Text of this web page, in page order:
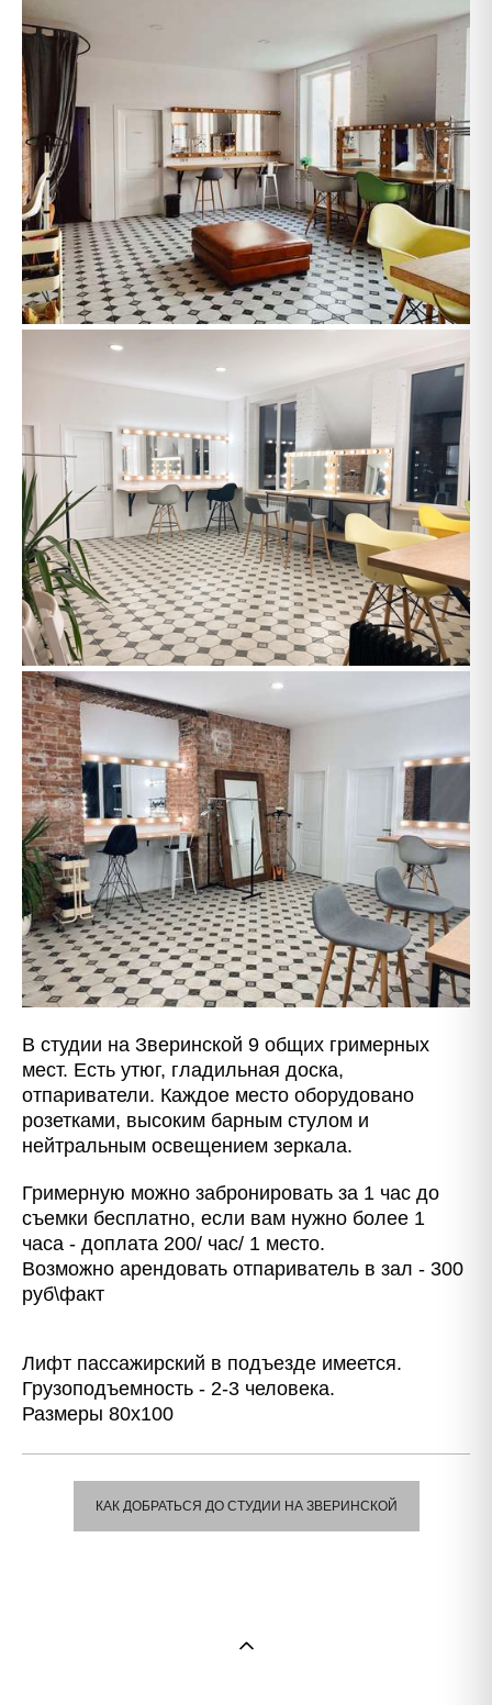
В студии на Зверинской 9 общих гримерных
мест. Есть утюг, гладильная доска,
отпариватели. Каждое место оборудовано
розетками, высоким барным стулом и
нейтральным освещением зеркала.
Гримерную можно забронировать за 1 час до
съемки бесплатно, если вам нужно более 1
часа - доплата 200/ час/ 1 место.
Возможно арендовать отпариватель в зал - 300
руб\факт
Лифт пассажирский в подъезде имеется.
Грузоподъемность - 2-3 человека.
Размеры 80х100
КАК ДОБРАТЬСЯ ДО СТУДИИ НА ЗВЕРИНСКОЙ